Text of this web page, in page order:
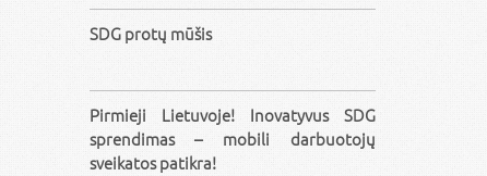
SDG protų mūšis
Pirmieji Lietuvoje! Inovatyvus SDG
sprendimas – mobili darbuotojų
sveikatos patikra!